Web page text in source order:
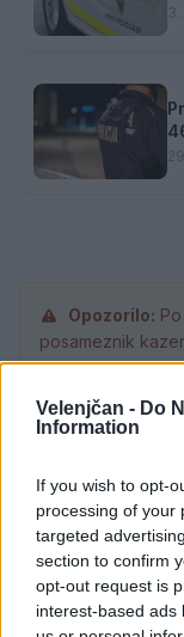
Velenjčan - Do
Information
If you wish to opt-
processing of your
targeted
section to confirm
opt-out request is
interest-based ads
Opozorilo:
posameznik
sovraštva, nasilja
rasističnimi,
bodo odstranjeni.
Failed to fetch
Prihajajoči
AVG
8
Poletni
08:00